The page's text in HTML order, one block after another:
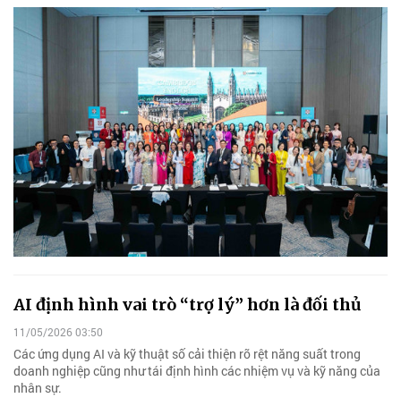
AI định hình vai trò “trợ lý” hơn là đối thủ
11/05/2026 03:50
Các ứng dụng AI và kỹ thuật số cải thiện rõ rệt năng suất trong
doanh nghiệp cũng như tái định hình các nhiệm vụ và kỹ năng của
nhân sự.